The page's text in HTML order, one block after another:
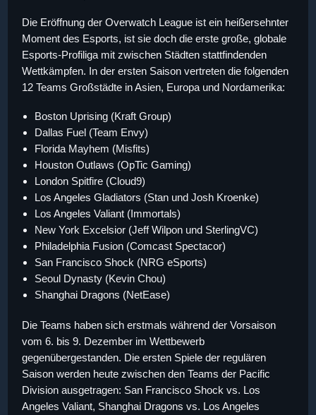
Die Eröffnung der Overwatch League ist ein heißersehnter
Moment des Esports, ist sie doch die erste große, globale
Esports-Profiliga mit zwischen Städten stattfindenden
Wettkämpfen. In der ersten Saison vertreten die folgenden
12 Teams Großstädte in Asien, Europa und Nordamerika:
Boston Uprising (Kraft Group)
Dallas Fuel (Team Envy)
Florida Mayhem (Misfits)
Houston Outlaws (OpTic Gaming)
London Spitfire (Cloud9)
Los Angeles Gladiators (Stan und Josh Kroenke)
Los Angeles Valiant (Immortals)
New York Excelsior (Jeff Wilpon und SterlingVC)
Philadelphia Fusion (Comcast Spectacor)
San Francisco Shock (NRG eSports)
Seoul Dynasty (Kevin Chou)
Shanghai Dragons (NetEase)
Die Teams haben sich erstmals während der Vorsaison
vom 6. bis 9. Dezember im Wettbewerb
gegenübergestanden. Die ersten Spiele der regulären
Saison werden heute zwischen den Teams der Pacific
Division ausgetragen: San Francisco Shock vs. Los
Angeles Valiant, Shanghai Dragons vs. Los Angeles